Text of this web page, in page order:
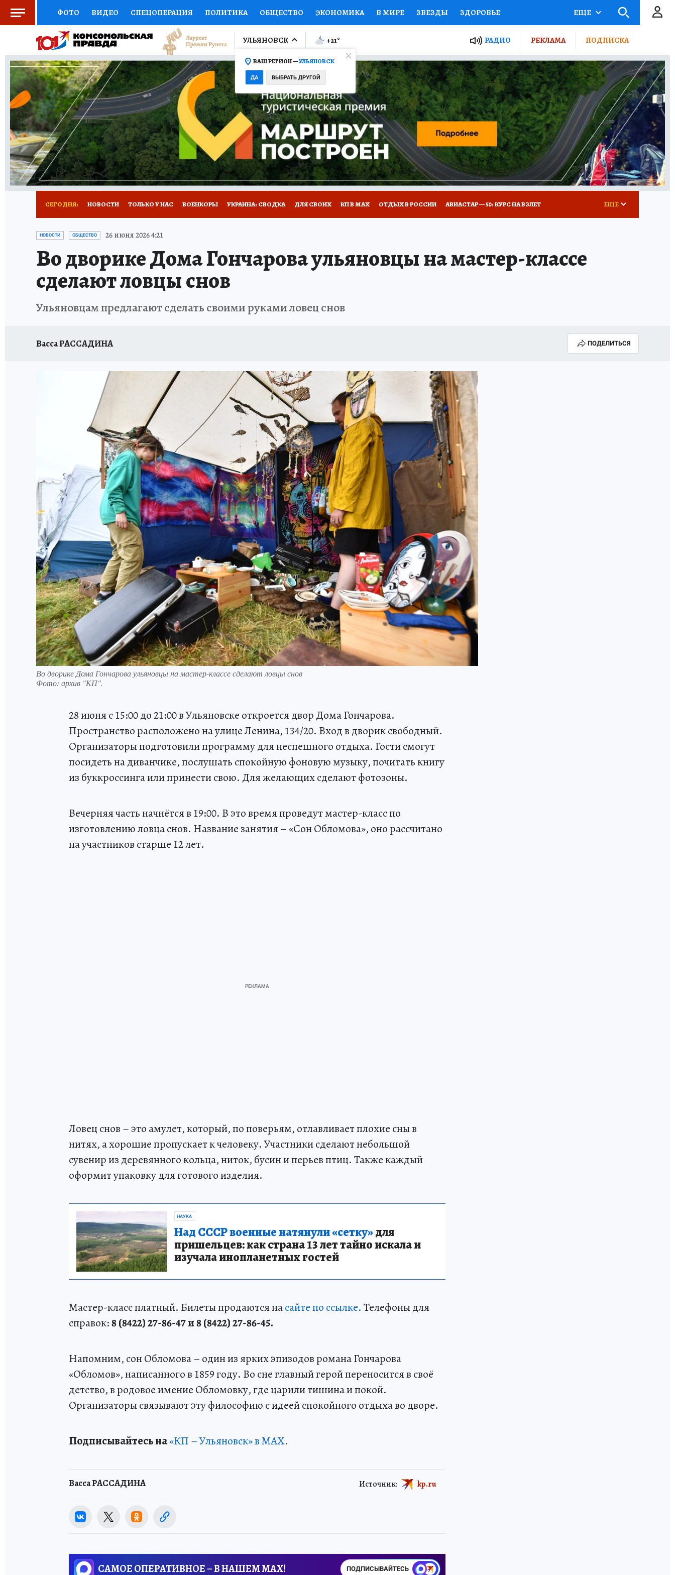
ФОТО ВИДЕО СПЕЦОПЕРАЦИЯ ПОЛИТИКА ОБЩЕСТВО ЭКОНОМИКА В МИРЕ ЗВЕЗДЫ ЗДОРОВЬЕ
СОЦПОДДЕРЖКА НАУКА СПОРТ КОЛУМНИСТЫ ПРОИСШЕСТВИЯ НАЦИОНАЛЬНЫЕ ПРОЕКТЫ РОССИИ
ВЫБОР ЭКСПЕРТОВ ДОКТОР ФИНАНСЫ ОТКРЫВАЕМ МИР Я ЗНАЮ СЕМЬЯ ЖЕНСКИЕ СЕКРЕТЫ ПУТЕВОДИТЕЛЬ
КНИЖНАЯ ПОЛКА ПРОГНОЗЫ НА СПОРТ ПРОМОКОДЫ СЕРИАЛЫ СПЕЦПРОЕКТЫ ДЕФИЦИТ ЖЕЛЕЗА ТУРИЗМ
ПРЕСС-ЦЕНТР НЕДВИЖИМОСТЬ ТЕЛЕВИЗОР КОЛЛЕКЦИИ КОНКУРСЫ РАБОТА У НАС ГИД ПОТРЕБИТЕЛЯ ВСЕ О КП
РАДИО КП РЕКЛАМА ТЕСТЫ НОВОЕ НА САЙТЕ
ЕЩЕ
УЛЬЯНОВСК
ВАШ РЕГИОН —УЛЬЯНОВСК
ДА ВЫБРАТЬ ДРУГОЙ
+21° РАДИО РЕКЛАМА ПОДПИСКА
СЕГОДНЯ: НОВОСТИ ТОЛЬКО У НАС ВОЕНКОРЫ УКРАИНА: СВОДКА ДЛЯ СВОИХ КП В МАХ ОТДЫХ В РОССИИ АВИАСТАР — 50: КУРС НА ВЗЛЕТ
ЗАПОВЕДНАЯ РОССИЯ
ЕЩЕ
НОВОСТИ ОБЩЕСТВО 26 июня 2026 4:21
Во дворике Дома Гончарова ульяновцы на мастер-классе
сделают ловцы снов
Ульяновцам предлагают сделать своими руками ловец снов
Васса РАССАДИНА ПОДЕЛИТЬСЯ
Во дворике Дома Гончарова ульяновцы на мастер-классе сделают ловцы снов
Фото: архив "КП".
28 июня с 15:00 до 21:00 в Ульяновске откроется двор Дома Гончарова.
Пространство расположено на улице Ленина, 134/20. Вход в дворик свободный.
Организаторы подготовили программу для неспешного отдыха. Гости смогут
посидеть на диванчике, послушать спокойную фоновую музыку, почитать книгу
из буккроссинга или принести свою. Для желающих сделают фотозоны.
Вечерняя часть начнётся в 19:00. В это время проведут мастер-класс по
изготовлению ловца снов. Название занятия – «Сон Обломова», оно рассчитано
на участников старше 12 лет.
Ловец снов – это амулет, который, по поверьям, отлавливает плохие сны в
нитях, а хорошие пропускает к человеку. Участники сделают небольшой
сувенир из деревянного кольца, ниток, бусин и перьев птиц. Также каждый
оформит упаковку для готового изделия.
НАУКА
Над СССР военные натянули «сетку»для
пришельцев: как страна 13 лет тайно искала и
изучала инопланетных гостей
Мастер-класс платный. Билеты продаются насайте по ссылке. Телефоны для
справок:8 (8422) 27-86-47 и 8 (8422) 27-86-45.
Напомним, сон Обломова – один из ярких эпизодов романа Гончарова
«Обломов», написанного в 1859 году. Во сне главный герой переносится в своё
детство, в родовое имение Обломовку, где царили тишина и покой.
Организаторы связывают эту философию с идеей спокойного отдыха во дворе.
Подписывайтесь на«КП – Ульяновск» в MAX.
Васса РАССАДИНА Источник: kp.ru
САМОЕ ОПЕРАТИВНОЕ – В НАШЕМ MAX! ПОДПИСЫВАЙТЕСЬ